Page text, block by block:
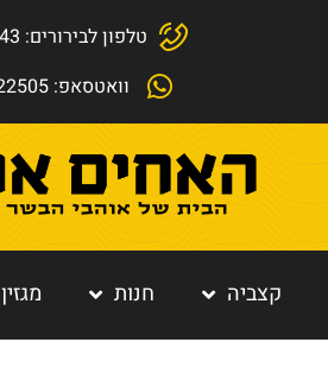
טלפון לבירורים: 03-6878643
וואטסאפ: 050-5222505
קצביה חנות מגזין